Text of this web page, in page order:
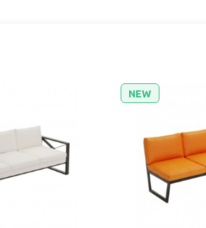
NEW